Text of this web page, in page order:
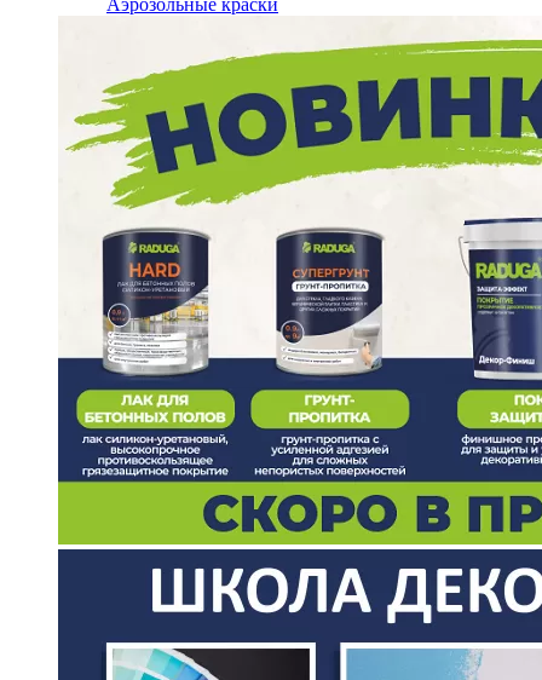
Аэрозольные краски